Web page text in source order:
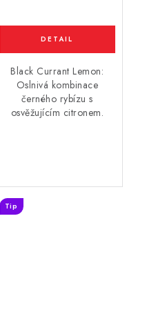
Black Currant Lemon:
Oslnivá kombinace
černého rybízu s
osvěžujícím citronem.
Tip